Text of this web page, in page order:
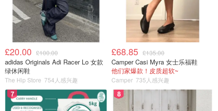
£20.00 £100.00
adidas Originals Adi Racer Lo 女款
绿休闲鞋
The Hip Store 754人感兴趣
£68.85 £135.00
Camper Casi Myra 女士乐福鞋
他们家爆款！皮质超软~
Camper 735人感兴趣
7 8